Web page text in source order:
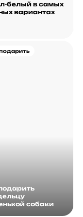
белый в самых
вариантах
собаки